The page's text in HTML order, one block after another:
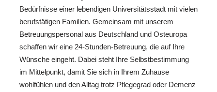
Bedürfnisse einer lebendigen Universitätsstadt mit vielen
berufstätigen Familien. Gemeinsam mit unserem
Betreuungspersonal aus Deutschland und Osteuropa
schaffen wir eine 24-Stunden-Betreuung, die auf Ihre
Wünsche eingeht. Dabei steht Ihre Selbstbestimmung
im Mittelpunkt, damit Sie sich in Ihrem Zuhause
wohlfühlen und den Alltag trotz Pflegegrad oder Demenz